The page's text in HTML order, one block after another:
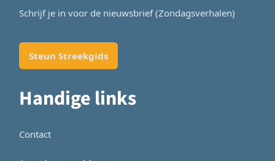
Schrijf je in voor de nieuwsbrief (Zondagsverhalen)
Steun Streekgids
Handige links
Contact